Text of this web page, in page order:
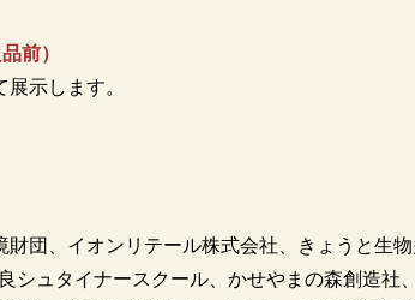
前）
示します。
団、イオンリテール株式会社、きょうと生物
シュタイナースクール、かせやまの森創造社